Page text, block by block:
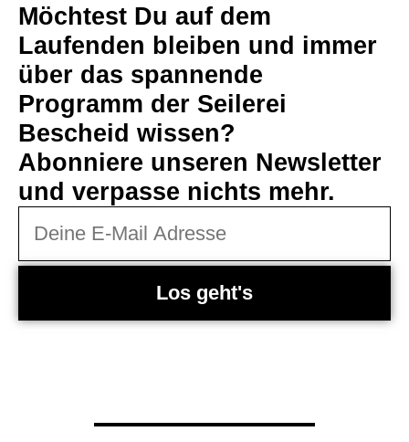
Möchtest Du auf dem
Laufenden bleiben und immer
über das spannende
Programm der Seilerei
Bescheid wissen?
Abonniere unseren Newsletter
und verpasse nichts mehr.
Los geht's